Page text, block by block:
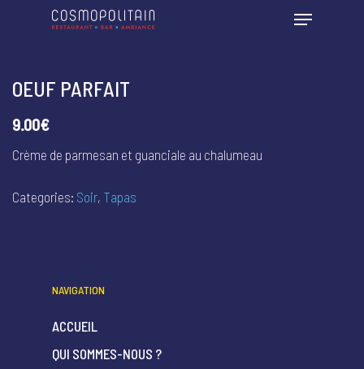
OEUF PARFAIT
9.00€
Crème de parmesan et guanciale au chalumeau
Categories: Soir, Tapas
NAVIGATION
ACCUEIL
QUI SOMMES-NOUS ?